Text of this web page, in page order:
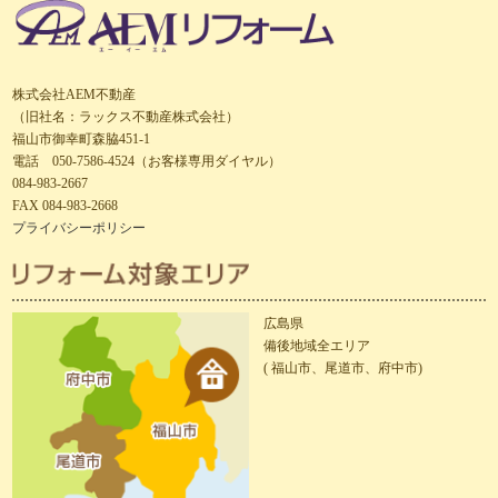
株式会社AEM不動産
（旧社名：ラックス不動産株式会社）
福山市御幸町森脇451-1
電話 050-7586-4524（お客様専用ダイヤル）
084-983-2667
FAX 084-983-2668
プライバシーポリシー
広島県
備後地域全エリア
( 福山市、尾道市、府中市)